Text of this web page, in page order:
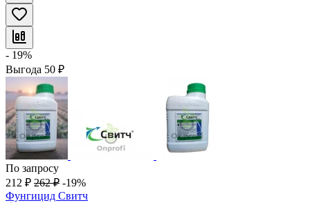
- 19%
Выгода 50 ₽
По запросу
212 ₽ 262 ₽ -19%
Фунгицид Свитч